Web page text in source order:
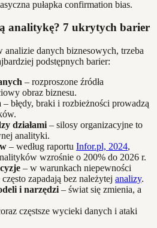
pułapka confirmation bias.
analitykę? 7 ukrytych barier
danych biznesowych, trzeba
podstępnych barier:
– rozproszone źródła
obraz biznesu.
– błędy, braki i rozbieżności prowadzą
działami – silosy organizacyjne to
analityki.
– według raportu Infor.pl, 2024,
wzrośnie o 200% do 2026 r.
– w warunkach niepewności
zapadają bez należytej analizy.
i narzędzi – świat się zmienia, a
częstsze wycieki danych i ataki